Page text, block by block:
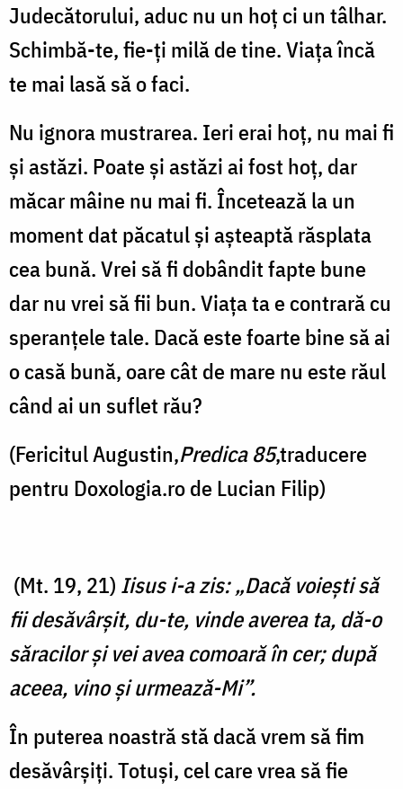
Judecătorului, aduc nu un hoț ci un tâlhar.
Schimbă-te, fie-ți milă de tine. Viața încă
te mai lasă să o faci.
Nu ignora mustrarea. Ieri erai hoț, nu mai fi
și astăzi. Poate și astăzi ai fost hoț, dar
măcar mâine nu mai fi. Încetează la un
moment dat păcatul și așteaptă răsplata
cea bună. Vrei să fi dobândit fapte bune
dar nu vrei să fii bun. Viața ta e contrară cu
speranțele tale. Dacă este foarte bine să ai
o casă bună, oare cât de mare nu este răul
când ai un suflet rău?
(Fericitul Augustin,Predica 85,traducere
pentru Doxologia.ro de Lucian Filip)
(Mt. 19, 21) Iisus i-a zis: „Dacă voieşti să
fii desăvârşit, du-te, vinde averea ta, dă-o
săracilor şi vei avea comoară în cer; după
aceea, vino şi urmează-Mi”.
În puterea noastră stă dacă vrem să fim
desăvârșiți. Totuși, cel care vrea să fie